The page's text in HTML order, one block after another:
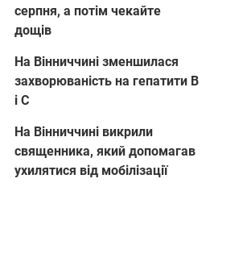
серпня, а потім чекайте
дощів
На Вінниччині зменшилася
захворюваність на гепатити В
і С
На Вінниччині викрили
священника, який допомагав
ухилятися від мобілізації